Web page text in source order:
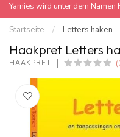
Yarnies wird unter dem Namen
Startseite / Letters haken
Haakpret Letters
HAAKPRET